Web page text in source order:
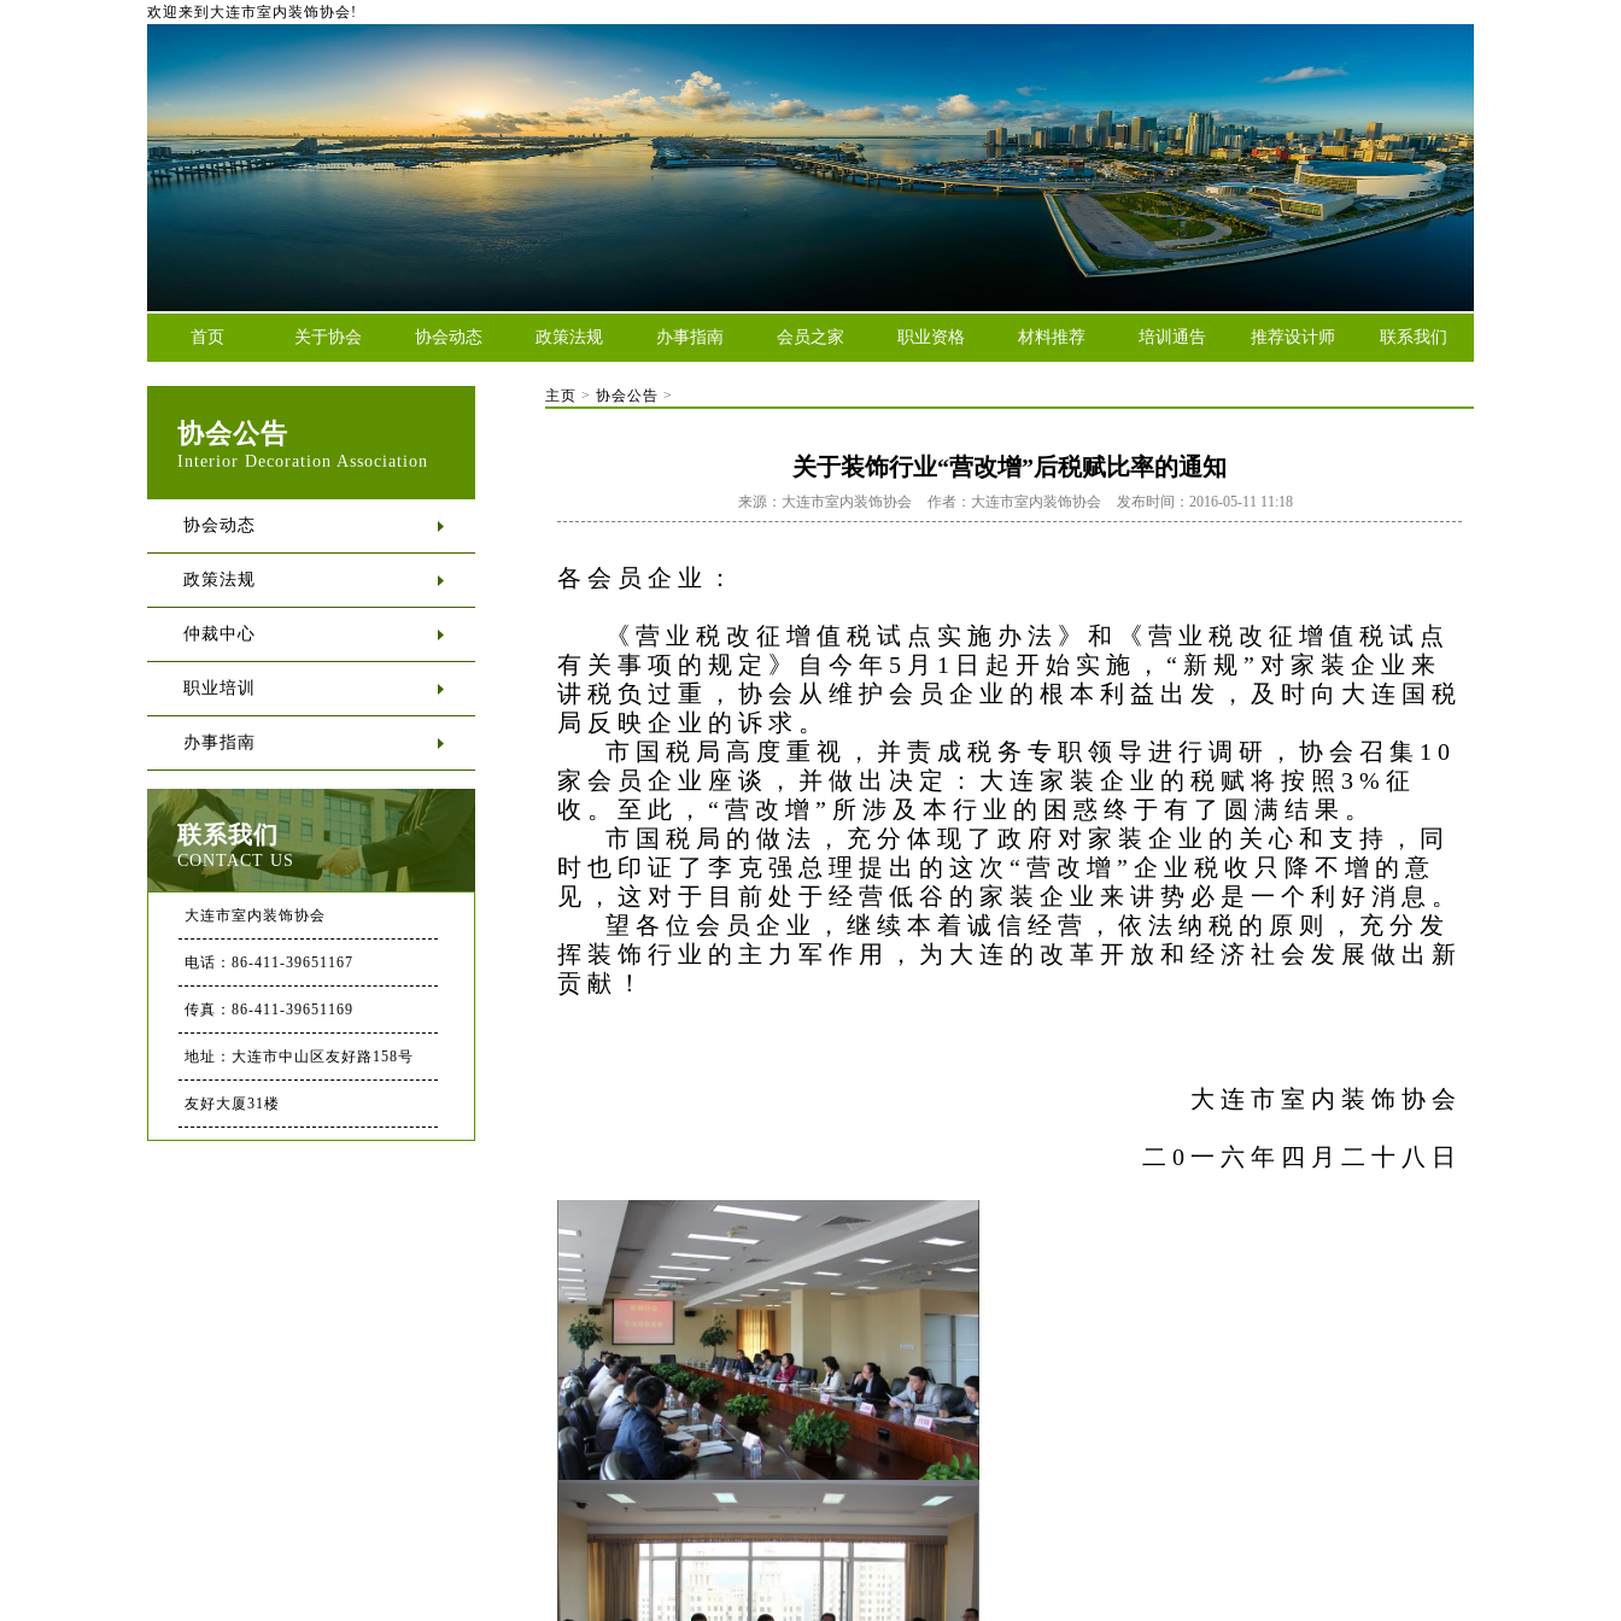
欢迎来到大连市室内装饰协会!
首页 关于协会 协会动态 政策法规 办事指南 会员之家 职业资格 材料推荐 培训通告 推荐设计师 联系我们
协会公告
Interior Decoration Association
协会动态
政策法规
仲裁中心
职业培训
办事指南
联系我们
CONTACT US
大连市室内装饰协会
电话：86-411-39651167
传真：86-411-39651169
地址：大连市中山区友好路158号
友好大厦31楼
主页 > 协会公告 >
关于装饰行业“营改增”后税赋比率的通知
来源：大连市室内装饰协会 作者：大连市室内装饰协会 发布时间：2016-05-11 11:18
各会员企业：
《营业税改征增值税试点实施办法》和《营业税改征增值税试点
有关事项的规定》自今年5月1日起开始实施，“新规”对家装企业来
讲税负过重，协会从维护会员企业的根本利益出发，及时向大连国税
局反映企业的诉求。
市国税局高度重视，并责成税务专职领导进行调研，协会召集10
家会员企业座谈，并做出决定：大连家装企业的税赋将按照3%征
收。至此，“营改增”所涉及本行业的困惑终于有了圆满结果。
市国税局的做法，充分体现了政府对家装企业的关心和支持，同
时也印证了李克强总理提出的这次“营改增”企业税收只降不增的意
见，这对于目前处于经营低谷的家装企业来讲势必是一个利好消息。
望各位会员企业，继续本着诚信经营，依法纳税的原则，充分发
挥装饰行业的主力军作用，为大连的改革开放和经济社会发展做出新
贡献！
大连市室内装饰协会
二0一六年四月二十八日